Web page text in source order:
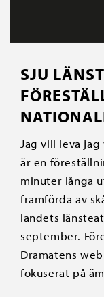
SJU
Jag vill leva
är en
minuter långa
framförda av
landets
september.
Dramatens
fokuserat på